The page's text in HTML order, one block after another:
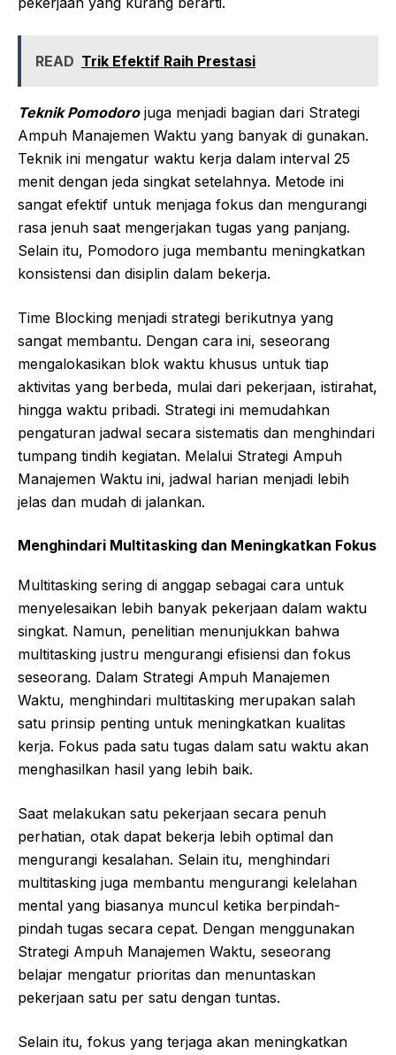
READ Trik Efektif Raih Prestasi
Teknik Pomodorojuga menjadi bagian dari Strategi
Ampuh Manajemen Waktu yang banyak di gunakan.
Teknik ini mengatur waktu kerja dalam interval 25
menit dengan jeda singkat setelahnya. Metode ini
sangat efektif untuk menjaga fokus dan mengurangi
rasa jenuh saat mengerjakan tugas yang panjang.
Selain itu, Pomodoro juga membantu meningkatkan
konsistensi dan disiplin dalam bekerja.
Time Blocking menjadi strategi berikutnya yang
sangat membantu. Dengan cara ini, seseorang
mengalokasikan blok waktu khusus untuk tiap
aktivitas yang berbeda, mulai dari pekerjaan, istirahat,
hingga waktu pribadi. Strategi ini memudahkan
pengaturan jadwal secara sistematis dan menghindari
tumpang tindih kegiatan. Melalui Strategi Ampuh
Manajemen Waktu ini, jadwal harian menjadi lebih
jelas dan mudah di jalankan.
Menghindari Multitasking dan Meningkatkan Fokus
Multitasking sering di anggap sebagai cara untuk
menyelesaikan lebih banyak pekerjaan dalam waktu
singkat. Namun, penelitian menunjukkan bahwa
multitasking justru mengurangi efisiensi dan fokus
seseorang. Dalam Strategi Ampuh Manajemen
Waktu, menghindari multitasking merupakan salah
satu prinsip penting untuk meningkatkan kualitas
kerja. Fokus pada satu tugas dalam satu waktu akan
menghasilkan hasil yang lebih baik.
Saat melakukan satu pekerjaan secara penuh
perhatian, otak dapat bekerja lebih optimal dan
mengurangi kesalahan. Selain itu, menghindari
multitasking juga membantu mengurangi kelelahan
mental yang biasanya muncul ketika berpindah-
pindah tugas secara cepat. Dengan menggunakan
Strategi Ampuh Manajemen Waktu, seseorang
belajar mengatur prioritas dan menuntaskan
pekerjaan satu per satu dengan tuntas.
Selain itu, fokus yang terjaga akan meningkatkan